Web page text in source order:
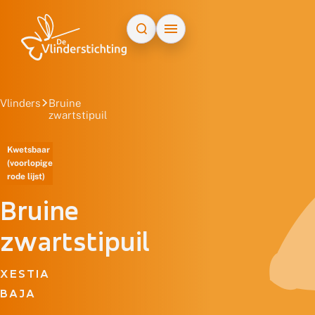
Vlinders
Bruine
zwartstipuil
Kwetsbaar
(voorlopige
rode lijst)
Bruine
zwartstipuil
XESTIA
BAJA